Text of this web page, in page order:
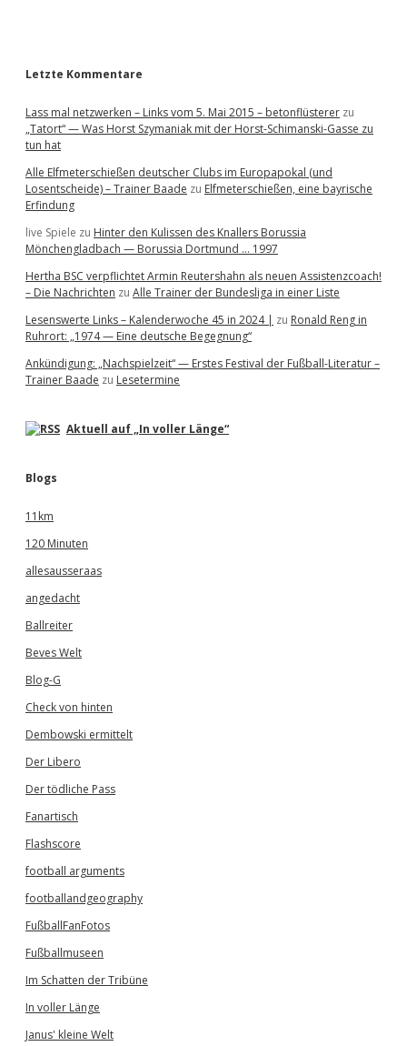
Letzte Kommentare
Lass mal netzwerken – Links vom 5. Mai 2015 – betonflüsterer zu
„Tatort“ — Was Horst Szymaniak mit der Horst-Schimanski-Gasse zu
tun hat
Alle Elfmeterschießen deutscher Clubs im Europapokal (und
Losentscheide) – Trainer Baade zu Elfmeterschießen, eine bayrische
Erfindung
live Spiele zu Hinter den Kulissen des Knallers Borussia
Mönchengladbach — Borussia Dortmund … 1997
Hertha BSC verpflichtet Armin Reutershahn als neuen Assistenzcoach!
– Die Nachrichten zu Alle Trainer der Bundesliga in einer Liste
Lesenswerte Links – Kalenderwoche 45 in 2024 | zu Ronald Reng in
Ruhrort: „1974 — Eine deutsche Begegnung“
Ankündigung: „Nachspielzeit“ — Erstes Festival der Fußball-Literatur –
Trainer Baade zu Lesetermine
Aktuell auf „In voller Länge“
Blogs
11km
120 Minuten
allesausseraas
angedacht
Ballreiter
Beves Welt
Blog-G
Check von hinten
Dembowski ermittelt
Der Libero
Der tödliche Pass
Fanartisch
Flashscore
football arguments
footballandgeography
FußballFanFotos
Fußballmuseen
Im Schatten der Tribüne
In voller Länge
Janus' kleine Welt